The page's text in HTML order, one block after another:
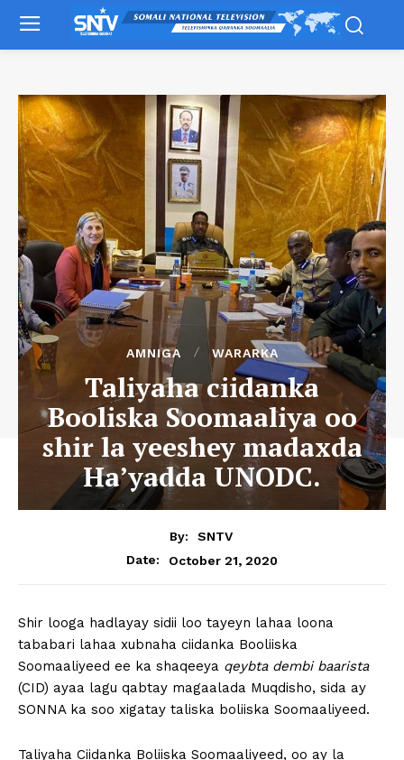
AMNIGA WARARKA
Taliyaha ciidanka
Booliska Soomaaliya oo
shir la yeeshey madaxda
Ha’yadda UNODC.
By:
SNTV
Date:
October 21, 2020
Shir looga hadlayay sidii loo tayeyn lahaa loona
tababari lahaa xubnaha ciidanka Booliiska
Soomaaliyeed ee ka shaqeeya qeybta dembi baarista
(CID) ayaa lagu qabtay magaalada Muqdisho, sida ay
SONNA ka soo xigatay taliska boliiska Soomaaliyeed.
Taliyaha Ciidanka Boliiska Soomaaliyeed, oo ay la